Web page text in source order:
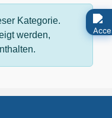
Kategorie.
werden,